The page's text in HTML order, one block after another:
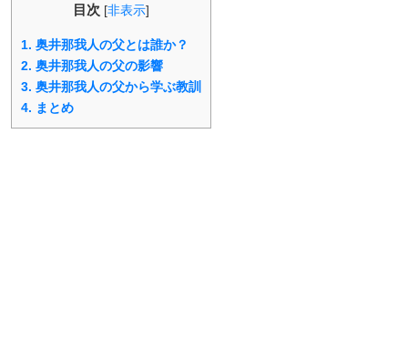
目次 [非表示]
1. 奥井那我人の父とは誰か？
2. 奥井那我人の父の影響
3. 奥井那我人の父から学ぶ教訓
4. まとめ